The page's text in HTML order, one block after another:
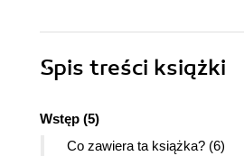
Spis treści książki
Wstęp (5)
Co zawiera ta książka? (6)